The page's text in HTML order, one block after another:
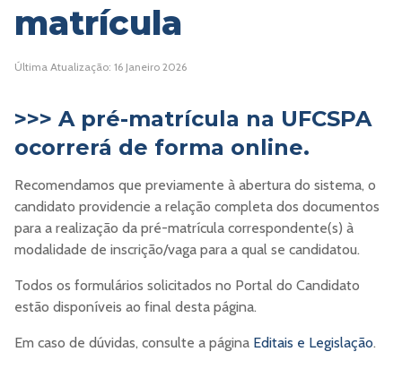
matrícula
Última Atualização: 16 Janeiro 2026
>>> A pré-matrícula na UFCSPA
ocorrerá de forma online.
Recomendamos que previamente à abertura do sistema, o
candidato providencie a relação completa dos documentos
para a realização da pré-matrícula correspondente(s) à
modalidade de inscrição/vaga para a qual se candidatou.
Todos os formulários solicitados no Portal do Candidato
estão disponíveis ao final desta página.
Em caso de dúvidas, consulte a página Editais e Legislação.